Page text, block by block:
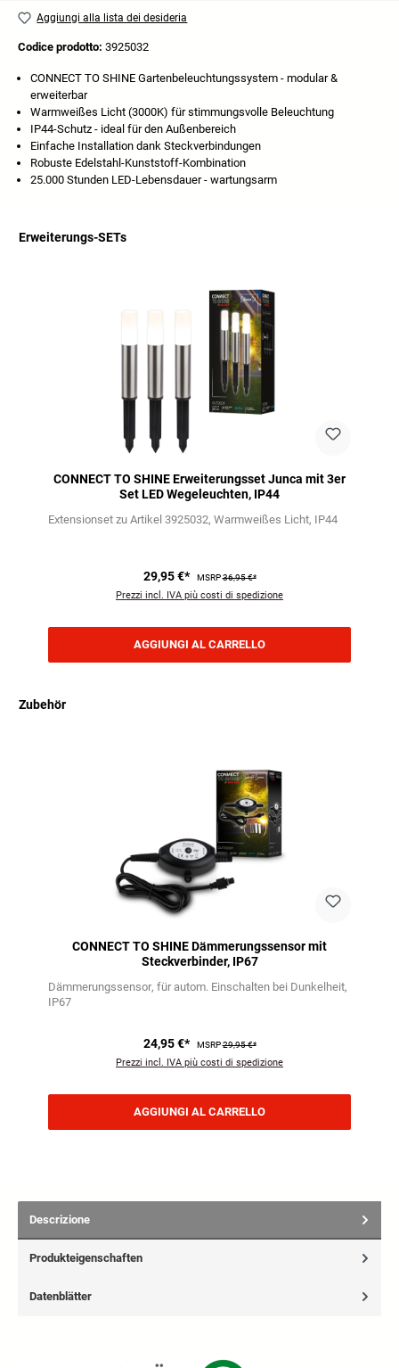
Aggiungi alla lista dei desideria
Codice prodotto: 3925032
CONNECT TO SHINE Gartenbeleuchtungssystem - modular &
erweiterbar
Warmweißes Licht (3000K) für stimmungsvolle Beleuchtung
IP44-Schutz - ideal für den Außenbereich
Einfache Installation dank Steckverbindungen
Robuste Edelstahl-Kunststoff-Kombination
25.000 Stunden LED-Lebensdauer - wartungsarm
Erweiterungs-SETs
CONNECT TO SHINE Erweiterungsset Junca mit 3er
Set LED Wegeleuchten, IP44
Extensionset zu Artikel 3925032 Warmweißes Licht IP44
29,95 €* MSRP36,95 €*
Prezzi incl. IVA più costi di spedizione
AGGIUNGI AL CARRELLO
Zubehör
CONNECT TO SHINE Dämmerungssensor mit
Steckverbinder, IP67
Dämmerungssensor für autom. Einschalten bei Dunkelheit
IP67
24,95 €* MSRP29,95 €*
Prezzi incl. IVA più costi di spedizione
AGGIUNGI AL CARRELLO
Descrizione
Produkteigenschaften
Datenblätter